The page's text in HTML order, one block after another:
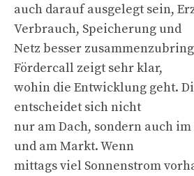
auch darauf ausgelegt sein,
Verbrauch, Speicherung und
Netz besser
Fördercall zeigt sehr klar,
wohin die Entwicklung geht.
entscheidet sich nicht
nur am Dach, sondern auch
und am Markt. Wenn
mittags viel Sonnenstrom